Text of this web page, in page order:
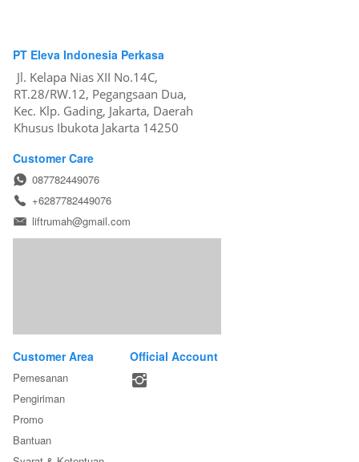
PT Eleva Indonesia Perkasa
Jl. Kelapa Nias XII No.14C,
RT.28/RW.12, Pegangsaan Dua,
Kec. Klp. Gading, Jakarta, Daerah
Khusus Ibukota Jakarta 14250
Customer Care
087782449076
+6287782449076
liftrumah@gmail.com
Customer Area
Pemesanan
Pengiriman
Promo
Bantuan
Official Account